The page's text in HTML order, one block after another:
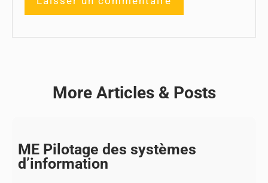
More Articles & Posts
ME Pilotage des systèmes
d’information